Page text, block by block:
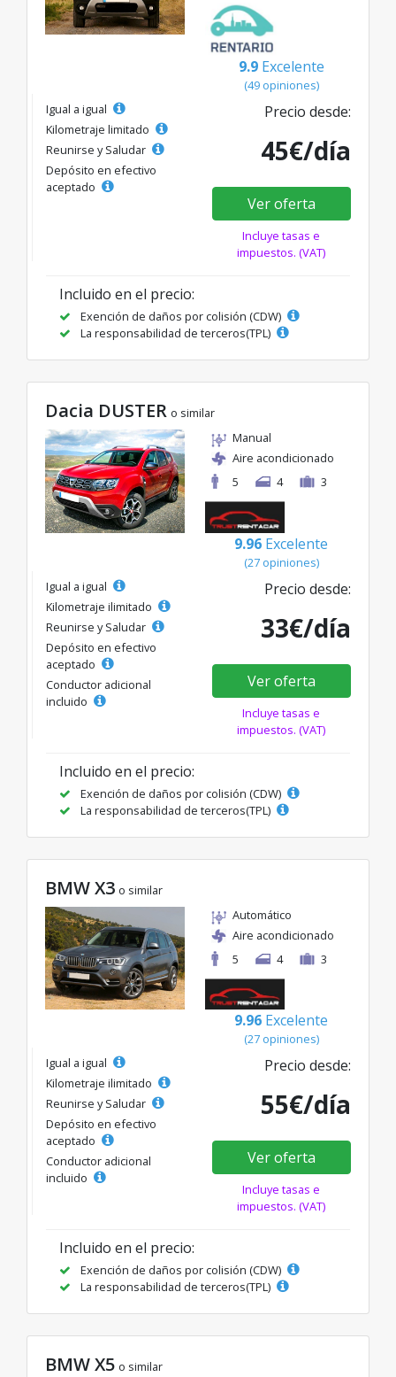
9.9 Excelente
(49 opiniones)
Igual a igual
Kilometraje limitado
Reunirse y Saludar
Depósito en efectivo
aceptado
Precio desde:
45€/día
Ver oferta
Incluye tasas e
impuestos. (VAT)
Incluido en el precio:
Exención de daños por colisión (CDW)
La responsabilidad de terceros(TPL)
Dacia DUSTER o similar
Manual
Aire acondicionado
5
4 3
9.96 Excelente
(27 opiniones)
Igual a igual
Kilometraje ilimitado
Reunirse y Saludar
Depósito en efectivo
aceptado
Conductor adicional
incluido
Precio desde:
33€/día
Ver oferta
Incluye tasas e
impuestos. (VAT)
Incluido en el precio:
Exención de daños por colisión (CDW)
La responsabilidad de terceros(TPL)
BMW X3 o similar
Automático
Aire acondicionado
5
4 3
9.96 Excelente
(27 opiniones)
Igual a igual
Kilometraje ilimitado
Reunirse y Saludar
Depósito en efectivo
aceptado
Conductor adicional
incluido
Precio desde:
55€/día
Ver oferta
Incluye tasas e
impuestos. (VAT)
Incluido en el precio:
Exención de daños por colisión (CDW)
La responsabilidad de terceros(TPL)
BMW X5 o similar